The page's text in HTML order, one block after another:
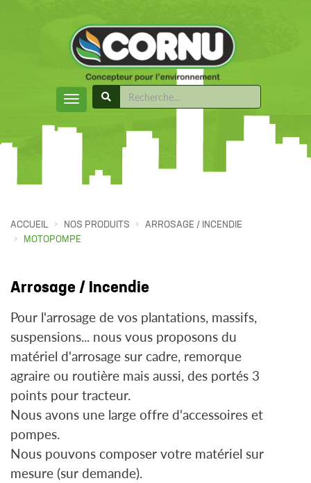
ACCUEIL NOS PRODUITS
ARROSAGE / INCENDIE
MOTOPOMPE
Arrosage / Incendie
Pour l'arrosage de vos plantations, massifs,
suspensions... nous vous proposons du
matériel d'arrosage sur cadre, remorque
agraire ou routière mais aussi, des portés 3
points pour tracteur.
Nous avons une large offre d'accessoires et
pompes.
Nous pouvons composer votre matériel sur
mesure (sur demande).